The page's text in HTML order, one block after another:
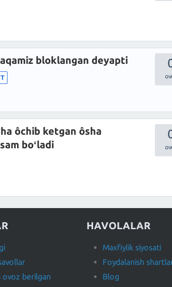
bloklangan deyapti
ôchib ketgan ôsha
boʻladi
ovoz berilgan
HAVOLALAR
Maxfiylik siyosati
Foydalanish
Blog